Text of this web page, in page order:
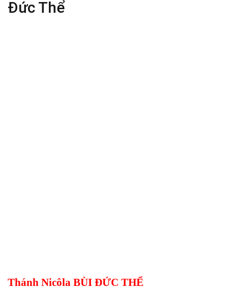
Đức Thể
Thánh Nicôla BÙI ĐỨC THỂ